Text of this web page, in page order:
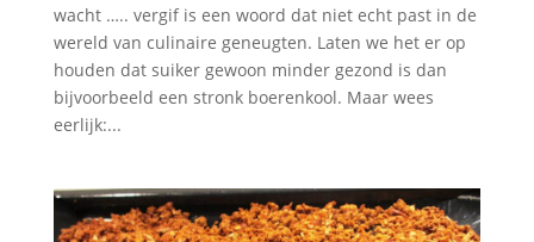
wacht ….. vergif is een woord dat niet echt past in de
wereld van culinaire geneugten. Laten we het er op
houden dat suiker gewoon minder gezond is dan
bijvoorbeeld een stronk boerenkool. Maar wees
eerlijk:...